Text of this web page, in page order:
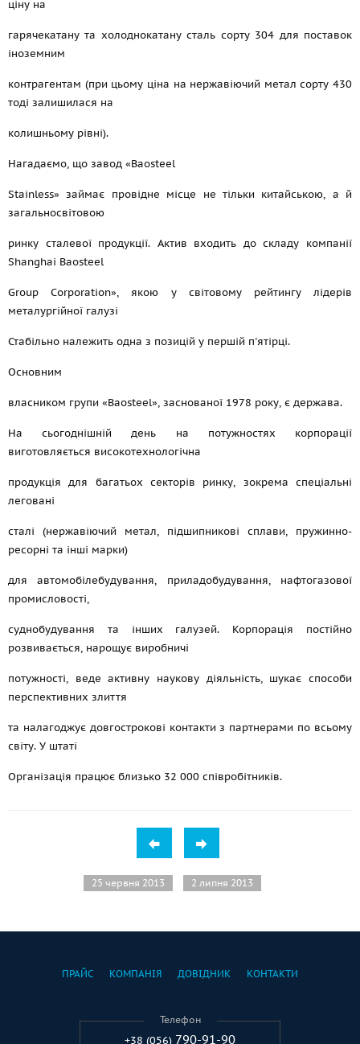
ціну на
гарячекатану та холоднокатану сталь сорту 304 для поставок
іноземним
контрагентам (при цьому ціна на нержавіючий метал сорту 430
тоді залишилася на
колишньому рівні).
Нагадаємо, що завод «Baosteel
Stainless» займає провідне місце не тільки китайською, а й
загальносвітовою
ринку сталевої продукції. Актив входить до складу компанії
Shanghai Baosteel
Group Corporation», якою у світовому рейтингу лідерів
металургійної галузі
Стабільно належить одна з позицій у першій п'ятірці.
Основним
власником групи «Baosteel», заснованої 1978 року, є держава.
На сьогоднішній день на потужностях корпорації
виготовляється високотехнологічна
продукція для багатьох секторів ринку, зокрема спеціальні
леговані
сталі (нержавіючий метал, підшипникові сплави, пружинно-
ресорні та інші марки)
для автомобілебудування, приладобудування, нафтогазової
промисловості,
суднобудування та інших галузей. Корпорація постійно
розвивається, нарощує виробничі
потужності, веде активну наукову діяльність, шукає способи
перспективних злиття
та налагоджує довгострокові контакти з партнерами по всьому
світу. У штаті
Організація працює близько 32 000 співробітників.
25 червня 2013 2 липня 2013
ПРАЙС КОМПАНІЯ ДОВІДНИК КОНТАКТИ
Телефон
+38 (056) 790-91-90